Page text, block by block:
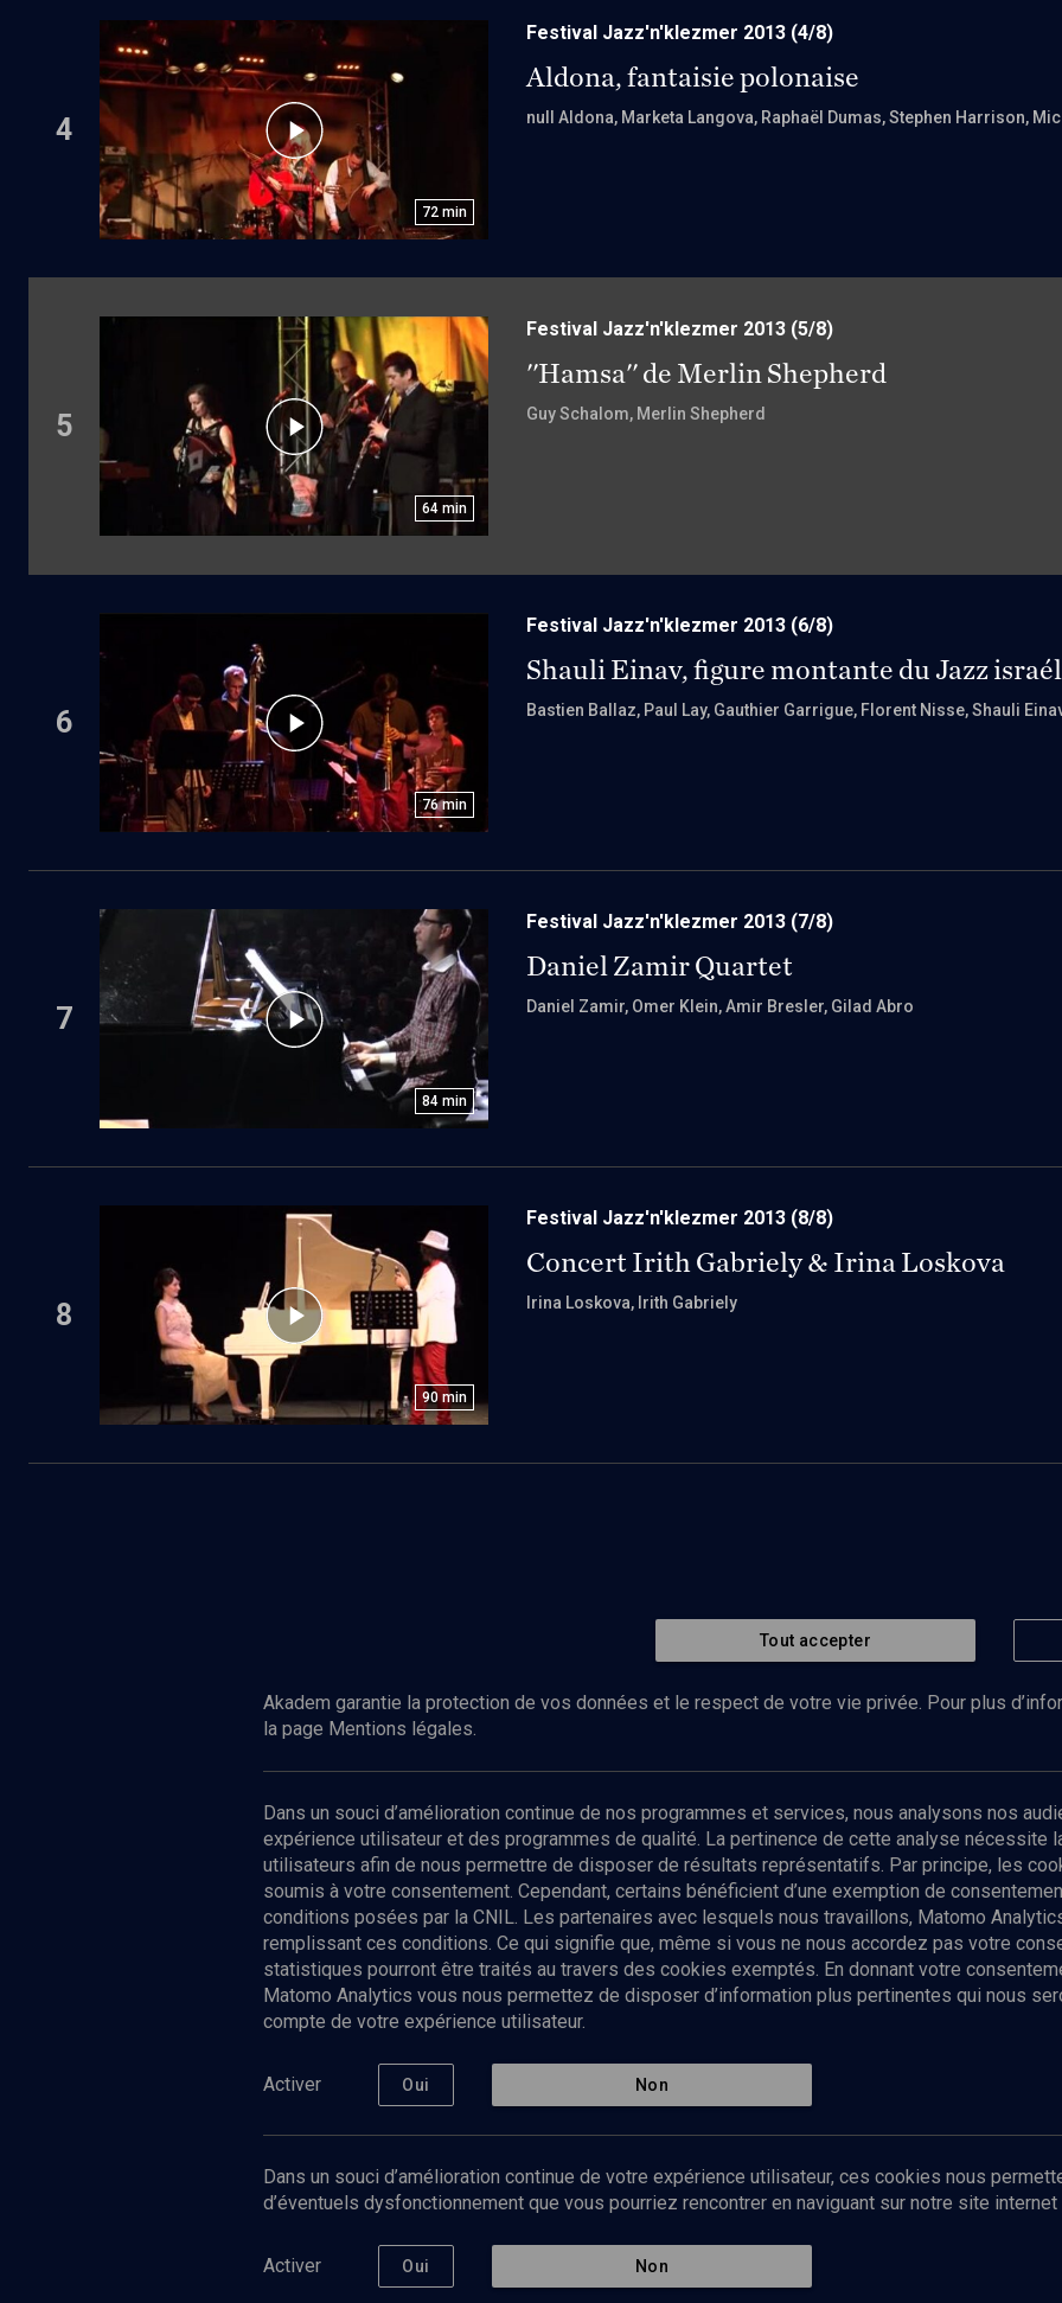
4
72 min
Festival Jazz'n'klezmer 2013 (4/8)
Aldona, fantaisie polonaise
null Aldona, Marketa Langova, Raphaël Dumas, Stephen Harrison,
5
64 min
Festival Jazz'n'klezmer 2013 (5/8)
''Hamsa'' de Merlin Shepherd
Guy Schalom, Merlin Shepherd
6
76 min
Festival Jazz'n'klezmer 2013 (6/8)
Shauli Einav, figure montante du Jazz
Bastien Ballaz, Paul Lay, Gauthier Garrigue, Florent Nisse, Shauli
7
84 min
Festival Jazz'n'klezmer 2013 (7/8)
Daniel Zamir Quartet
Daniel Zamir, Omer Klein, Amir Bresler, Gilad Abro
8
90 min
Festival Jazz'n'klezmer 2013 (8/8)
Concert Irith Gabriely & Irina Loskova
Irina Loskova, Irith Gabriely
Abonnez-vous à notre newsletter
Envoyer
Nos Chaines
Culture
Limoud
Université
Podcast
Politique de protection des
personnelles
Mentions légales
Contact
Tout accepter
Akadem garantie la protection de vos données et le respect de votre vie privée. Pour plus
la page Mentions légales.
Dans un souci d’amélioration continue de nos programmes et services, nous analysons nos
expérience utilisateur et des programmes de qualité. La pertinence de cette analyse nécessite
utilisateurs afin de nous permettre de disposer de résultats représentatifs. Par principe, les
soumis à votre consentement. Cependant, certains bénéficient d’une exemption de
conditions posées par la CNIL. Les partenaires avec lesquels nous travaillons, Matomo
remplissant ces conditions. Ce qui signifie que, même si vous ne nous accordez pas votre
statistiques pourront être traités au travers des cookies exemptés. En donnant votre
Matomo Analytics vous nous permettez de disposer d’information plus pertinentes qui nous
compte de votre expérience utilisateur.
Activer Oui Non
Dans un souci d’amélioration continue de votre expérience utilisateur, ces cookies nous
d’éventuels dysfonctionnement que vous pourriez rencontrer en naviguant sur notre site internet
Activer Oui Non